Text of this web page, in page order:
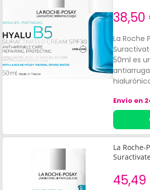
crema
para
incluso
La Roche
50ml es
calmar,
piel
Envío en
La Roche-